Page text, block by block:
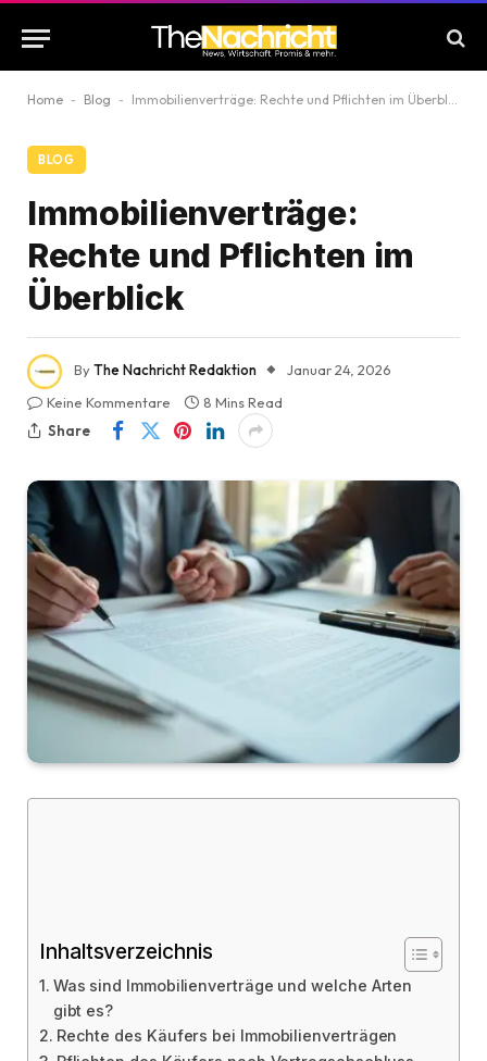
Home - Blog - Immobilienverträge: Rechte und Pflichten im Überblick
BLOG
Immobilienverträge:
Rechte und Pflichten im
Überblick
ByThe Nachricht Redaktion
Januar 24, 2026
Keine Kommentare
8 Mins Read
Share
Inhaltsverzeichnis
Was sind Immobilienverträge und welche Arten
gibt es?
Rechte des Käufers bei Immobilienverträgen